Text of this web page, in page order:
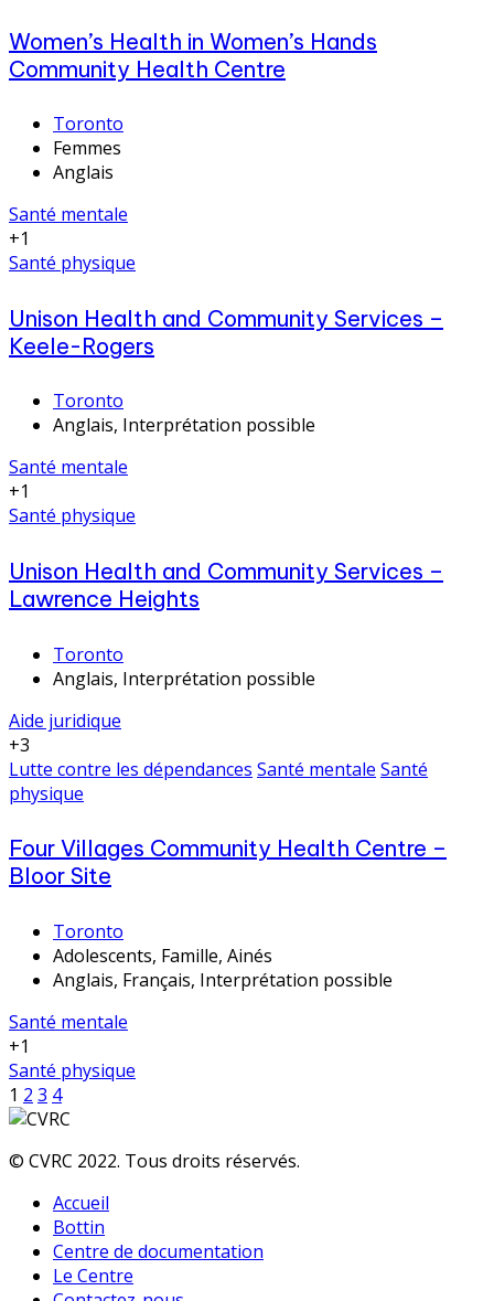
Women’s Health in Women’s Hands
Community Health Centre
Toronto
Femmes
Anglais
Santé mentale
+1
Santé physique
Unison Health and Community Services –
Keele-Rogers
Toronto
Anglais, Interprétation possible
Santé mentale
+1
Santé physique
Unison Health and Community Services –
Lawrence Heights
Toronto
Anglais, Interprétation possible
Aide juridique
+3
Lutte contre les dépendances Santé mentale Santé
physique
Four Villages Community Health Centre –
Bloor Site
Toronto
Adolescents, Famille, Ainés
Anglais, Français, Interprétation possible
Santé mentale
+1
Santé physique
1 2 3 4
© CVRC 2022. Tous droits réservés.
Accueil
Bottin
Centre de documentation
Le Centre